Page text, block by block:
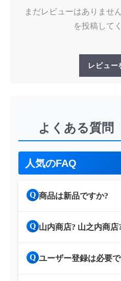
まだレビューはありませ
を投稿して
レビュー
よくある質問
人気のFAQ
Q 商品は新品ですか?
Q 山内商店? 山之内商店
Q ユーザー登録は必要